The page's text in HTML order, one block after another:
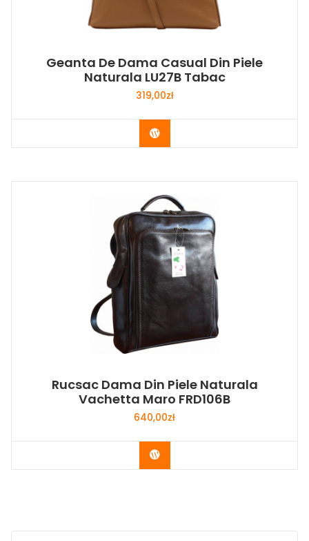
Geanta De Dama Casual Din Piele
Naturala LU27B Tabac
319,00zł
Buy Now
Rucsac Dama Din Piele Naturala
Vachetta Maro FRD106B
640,00zł
Buy Now